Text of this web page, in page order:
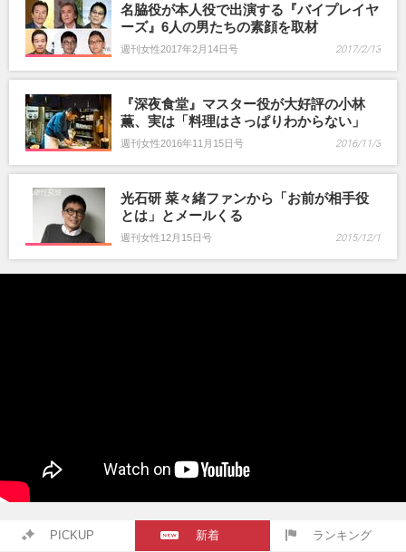
名脇役が本人役で出演する『バイプレイヤ
ーズ』6人の男たちの素顔を取材
週刊女性2017年2月14日号 2017/2/13
『深夜食堂』マスター役が大好評の小林
薫、実は「料理はさっぱりわからない」
週刊女性2016年11月15日号 2016/11/3
光石研 菜々緒ファンから「お前が相手役
とは」とメールくる
週刊女性12月15日号 2015/12/1
PICKUP 新着 ランキング